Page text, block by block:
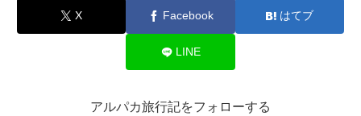
X Facebook はてブ
LINE
アルパカ旅行記をフォローする